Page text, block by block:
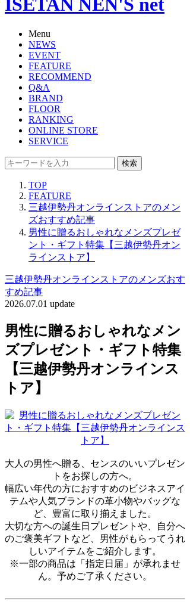
ISETAN NEN'S net
Menu
NEWS
EVENT
FEATURE
RECOMMEND
Q&A
BRAND
FLOOR
RANKING
ONLINE STORE
SERVICE
検索
TOP
FEATURE
三越伊勢丹オンラインストアのメン
ズおすすめ記事
男性に贈るおしゃれなメンズプレゼ
ント・ギフト特集【三越伊勢丹オン
ラインストア】
三越伊勢丹オンラインストアのメンズおす
すめ記事
2026.07.01 update
男性に贈るおしゃれなメン
ズプレゼント・ギフト特集
【三越伊勢丹オンラインス
トア】
大人の男性へ贈る、センスのいいプレゼン
トをお探しの方へ。
幅広い年代の方におすすめのビジネスアイ
テムや人気ブランドの革小物やバッグな
ど、豊富に取り揃えました。
大切な方への誕生日プレゼントや、自分へ
のご褒美ギフトなど、男性がもらってうれ
しいアイテムをご紹介します。
※一部の商品は「指定日届」が承れませ
ん。予めご了承ください。